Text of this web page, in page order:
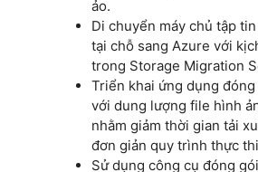
ảo.
Di chuyển máy chủ tập
tại chỗ sang Azure với
trong Storage Migration
Triển khai ứng dụng
với dung lượng file hình
nhằm giảm thời gian tải
đơn giản quy trình thực
Sử dụng công cụ đóng gói